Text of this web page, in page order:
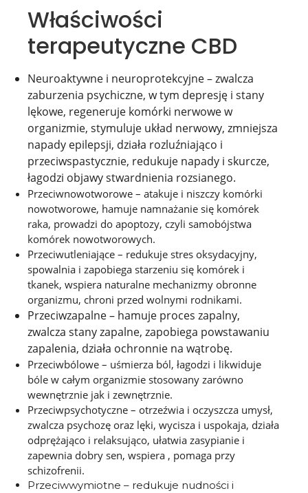
Właściwości
terapeutyczne CBD
Neuroaktywne i neuroprotekcyjne – zwalcza
zaburzenia psychiczne, w tym depresję i stany
lękowe, regeneruje komórki nerwowe w
organizmie, stymuluje układ nerwowy, zmniejsza
napady epilepsji, działa rozluźniająco i
przeciwspastycznie, redukuje napady i skurcze,
łagodzi objawy stwardnienia rozsianego.
Przeciwnowotworowe – atakuje i niszczy komórki
nowotworowe, hamuje namnażanie się komórek
raka, prowadzi do apoptozy, czyli samobójstwa
komórek nowotworowych.
Przeciwutleniające – redukuje stres oksydacyjny,
spowalnia i zapobiega starzeniu się komórek i
tkanek, wspiera naturalne mechanizmy obronne
organizmu, chroni przed wolnymi rodnikami.
Przeciwzapalne – hamuje proces zapalny,
zwalcza stany zapalne, zapobiega powstawaniu
zapalenia, działa ochronnie na wątrobę.
Przeciwbólowe – uśmierza ból, łagodzi i likwiduje
bóle w całym organizmie stosowany zarówno
wewnętrznie jak i zewnętrznie.
Przeciwpsychotyczne – otrzeźwia i oczyszcza umysł,
zwalcza psychozę oraz lęki, wycisza i uspokaja, działa
odprężająco i relaksująco, ułatwia zasypianie i
zapewnia dobry sen, wspiera , pomaga przy
schizofrenii.
Przeciwwymiotne – redukuje nudności i